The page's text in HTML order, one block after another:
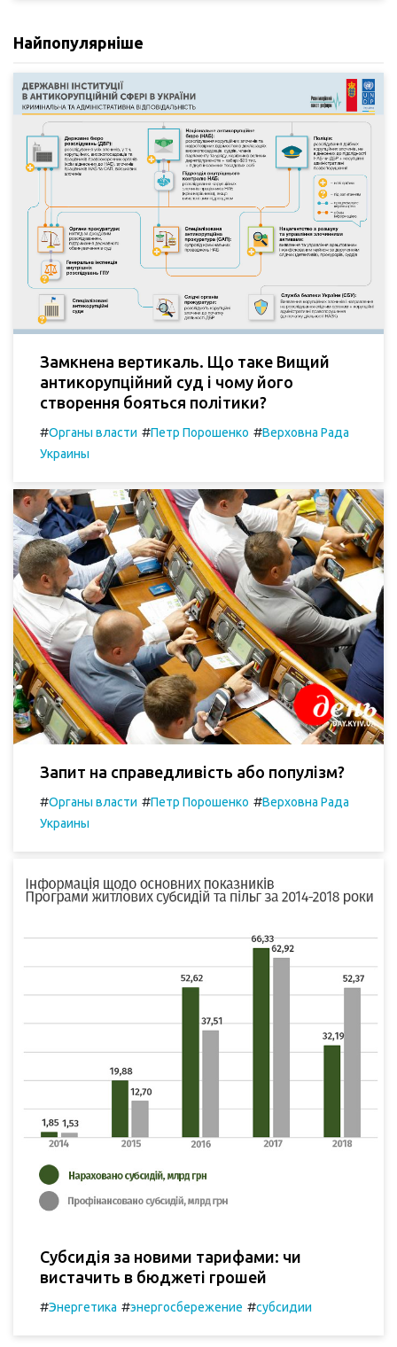
Найпопулярніше
Замкнена вертикаль. Що таке Вищий
антикорупційний суд і чому його
створення бояться політики?
#Органы власти #Петр Порошенко #Верховна Рада
Украины
Запит на справедливість або популізм?
#Органы власти #Петр Порошенко #Верховна Рада
Украины
Субсидія за новими тарифами: чи
вистачить в бюджеті грошей
#Энергетика #энергосбережение #субсидии